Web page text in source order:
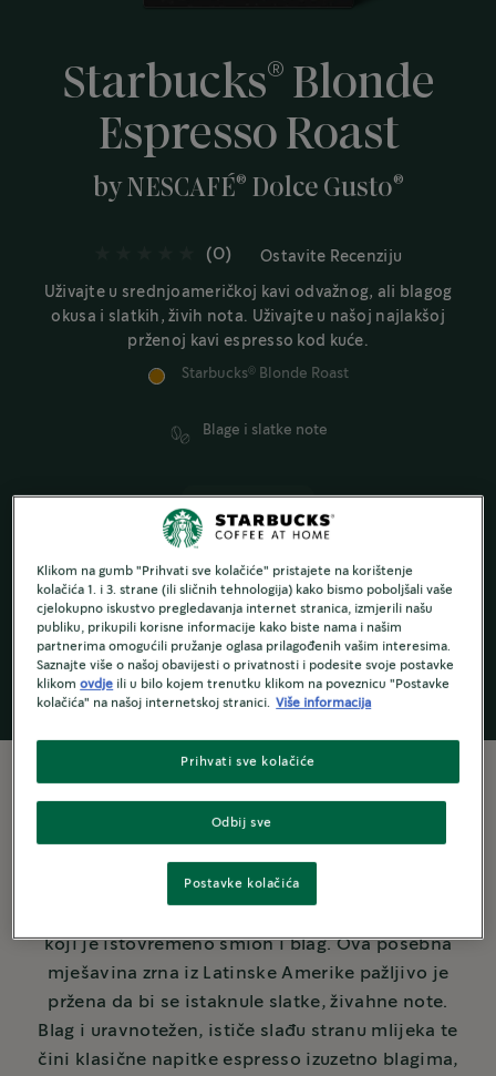
Starbucks® Blonde
Espresso Roast
by NESCAFÉ® Dolce Gusto®
(0) Ostavite Recenziju
Uživajte u srednjoameričkoj kavi odvažnog, ali blagog
okusa i slatkih, živih nota. Uživajte u našoj najlakšoj
prženoj kavi espresso kod kuće.
Starbucks®Blonde Roast
Blage i slatke note
Starbucks® by
NESCAFÉ Dolce
Gusto®
Gotovo pet desetljeća istraživanja, miješanja i
koji je istovremeno smion i blag. Ova posebna
mješavina zrna iz Latinske Amerike pažljivo je
pržena da bi se istaknule slatke, živahne note.
Blag i uravnotežen, ističe slađu stranu mlijeka te
čini klasične napitke espresso izuzetno blagima,
Klikom na gumb "Prihvati sve kolačiće" pristajete na korištenje
kolačića 1. i 3. strane (ili sličnih tehnologija) kako bismo poboljšali vaše
cjelokupno iskustvo pregledavanja internet stranica, izmjerili našu
publiku, prikupili korisne informacije kako biste nama i našim
partnerima omogućili pružanje oglasa prilagođenih vašim interesima.
Saznajte više o našoj obavijesti o privatnosti i podesite svoje postavke
klikomovdje ili u bilo kojem trenutku klikom na poveznicu "Postavke
kolačića" na našoj internetskoj stranici. Više informacija
Odbij sve
Prihvati sve kolačiće
Postavke kolačića